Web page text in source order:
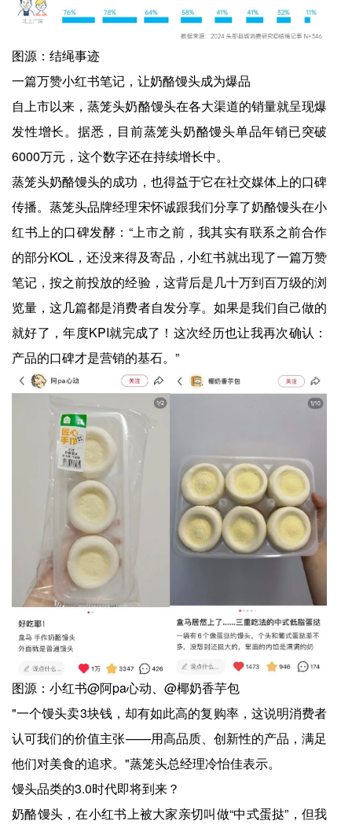
图源：结绳事迹
一篇万赞小红书笔记，让奶酪馒头成为爆品
自上市以来，蒸笼头奶酪馒头在各大渠道的销量就呈现爆
发性增长。据悉，目前蒸笼头奶酪馒头单品年销已突破
6000万元，这个数字还在持续增长中。
蒸笼头奶酪馒头的成功，也得益于它在社交媒体上的口碑
传播。蒸笼头品牌经理宋怀诚跟我们分享了奶酪馒头在小
红书上的口碑发酵：“上市之前，我其实有联系之前合作
的部分KOL，还没来得及寄品，小红书就出现了一篇万赞
笔记，按之前投放的经验，这背后是几十万到百万级的浏
览量，这几篇都是消费者自发分享。如果是我们自己做的
就好了，年度KPI就完成了！这次经历也让我再次确认：
产品的口碑才是营销的基石。”
图源：小红书@阿pa心动、@椰奶香芋包
"一个馒头卖3块钱，却有如此高的复购率，这说明消费者
认可我们的价值主张——用高品质、创新性的产品，满足
他们对美食的追求。"蒸笼头总经理冷怡佳表示。
馒头品类的3.0时代即将到来？
奶酪馒头，在小红书上被大家亲切叫做“中式蛋挞”，但我